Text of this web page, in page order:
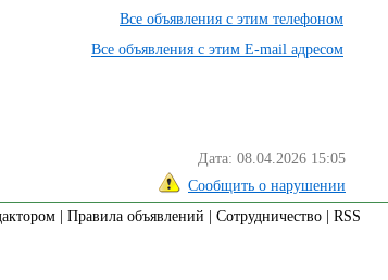
Все объявления с этим телефоном
Все объявления с этим E-mail адресом
Дата: 08.04.2026 15:05
Сообщить о нарушении
Правила объявлений Сотрудничество RSS